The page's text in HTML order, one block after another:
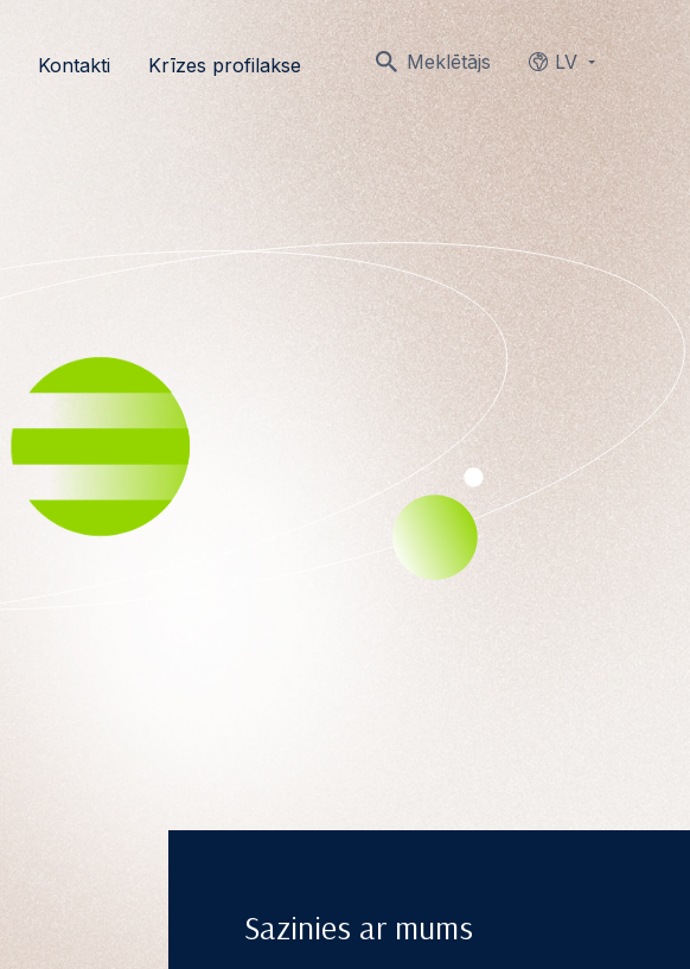
Meklētājs LV
Languages
Kontakti Krīzes profilakse
Sazinies ar mums